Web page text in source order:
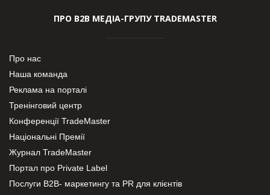
ПРО В2В МЕДІА-ГРУПУ TRADEMASTER
Про нас
Наша команда
Реклама на порталі
Тренінговий центр
Конференції TradeMaster
Національні Премії
Журнал TradeMaster
Портал про Private Label
Послуги В2В- маркетингу та PR для клієнтів